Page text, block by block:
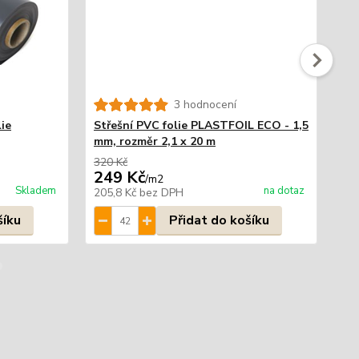
Skladem
3 hodnocení
Střešní PVC folie PLASTFOIL ECO - 1,5
mm, rozměr 2,1 x 20 m
320 Kč
249 Kč/m2
205,8 Kč bez DPH na dotaz
Přidat do košíku